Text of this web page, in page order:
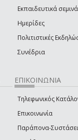
Εκπαιδευτικά
Ημερίδες
Πολιτιστικές
Συνέδρια
ΕΠΙΚΟΙΝΩΝΙΑ
Τηλεφωνικός
Επικοινωνία
Παράπονα-